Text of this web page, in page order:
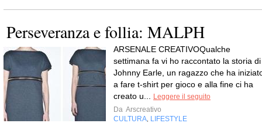
Perseveranza e follia: MALPH
ARSENALE CREATIVOQualche
settimana fa vi ho raccontato la storia di
Johnny Earle, un ragazzo che ha
a fare t-shirt per gioco e alla fine ci ha
creato u...
Leggere il seguito
Da Arscreativo
CULTURA LIFESTYLE